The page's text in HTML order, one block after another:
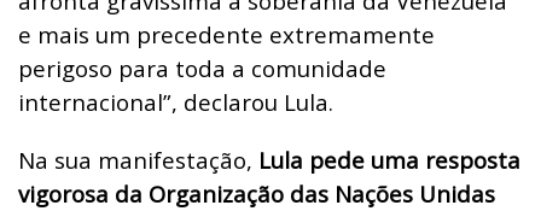
e mais um precedente extremamente
perigoso para toda a comunidade
internacional”, declarou Lula.
Na sua manifestação, Lula pede uma resposta
vigorosa da Organização das Nações Unidas